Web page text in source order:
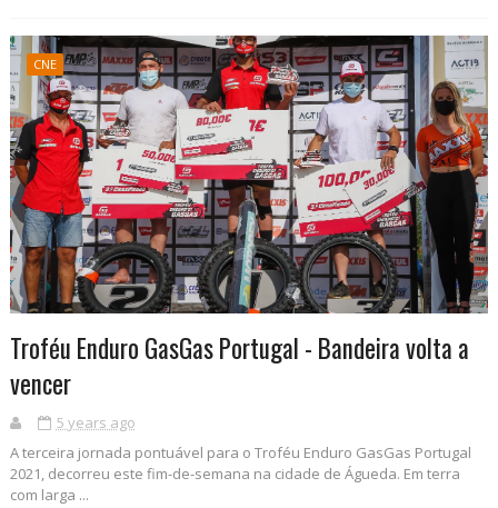
CNE
Troféu Enduro GasGas Portugal - Bandeira volta a
vencer
5 years ago
A terceira jornada pontuável para o Troféu Enduro GasGas Portugal
2021, decorreu este fim-de-semana na cidade de Águeda. Em terra
com larga ...